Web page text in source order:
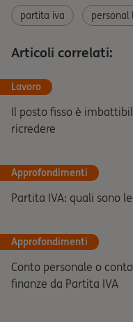
partita iva personal
Articoli correlati:
Lavoro
Il posto fisso è
ricredere
Approfondimenti
Partita IVA: quali sono
Approfondimenti
Conto personale o
finanze da Partita IVA